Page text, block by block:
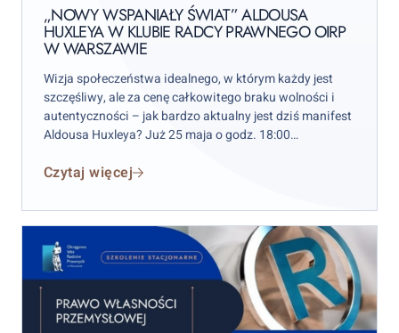
Klubie
Radcy
Prawnego
OIRP
Warszawie
„NOWY WSPANIAŁY ŚWIAT” ALDOUSA
HUXLEYA W KLUBIE RADCY PRAWNEGO OIRP
W WARSZAWIE
Wizja społeczeństwa idealnego, w którym każdy jest
szczęśliwy, ale za cenę całkowitego braku wolności i
autentyczności – jak bardzo aktualny jest dziś manifest
Aldousa Huxleya? Już 25 maja o godz. 18:00
spotkanie Dyskusyjnego Klubu Książki.
Czytaj więcej